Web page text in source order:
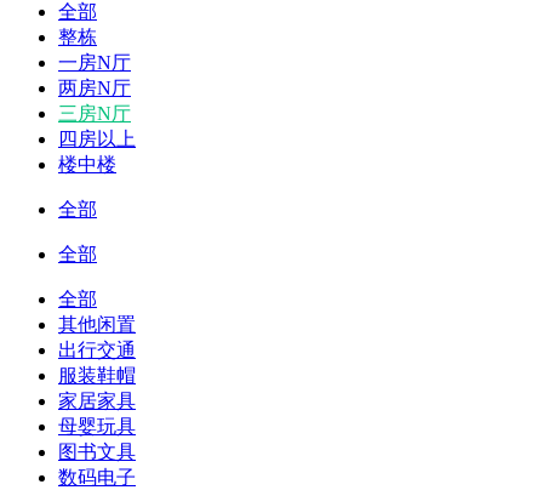
全部
整栋
一房N厅
两房N厅
三房N厅
四房以上
楼中楼
全部
全部
全部
其他闲置
出行交通
服装鞋帽
家居家具
母婴玩具
图书文具
数码电子